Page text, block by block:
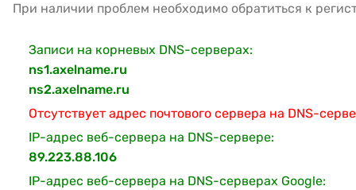
При наличии проблем необходимо обратиться к
Записи на корневых DNS-серверах:
ns1.axelname.ru
ns2.axelname.ru
Отсутствует адрес почтового сервера на DNS-
IP-адрес веб-сервера на DNS-сервере:
89.223.88.106
IP-адрес веб-сервера на DNS-серверах Google: